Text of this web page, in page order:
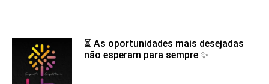
⏳ As oportunidades mais desejadas
não esperam para sempre ✨